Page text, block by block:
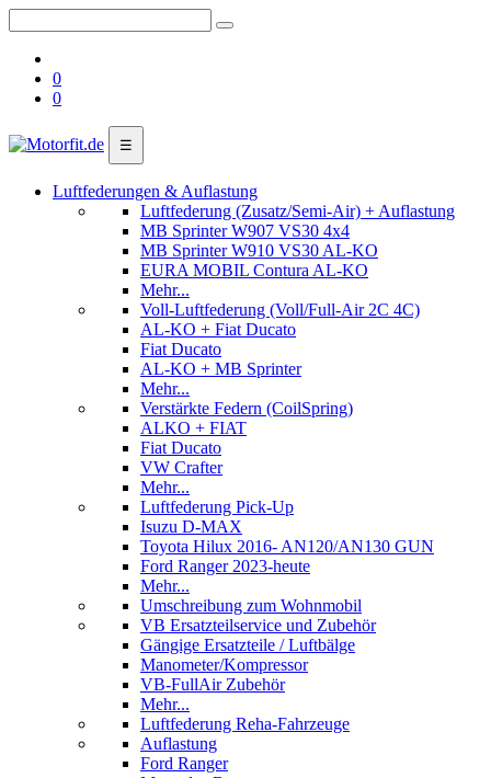
0
0
☰
Luftfederungen & Auflastung
Luftfederung (Zusatz/Semi-Air) + Auflastung
MB Sprinter W907 VS30 4x4
MB Sprinter W910 VS30 AL-KO
EURA MOBIL Contura AL-KO
Mehr...
Voll-Luftfederung (Voll/Full-Air 2C 4C)
AL-KO + Fiat Ducato
Fiat Ducato
AL-KO + MB Sprinter
Mehr...
Verstärkte Federn (CoilSpring)
ALKO + FIAT
Fiat Ducato
VW Crafter
Mehr...
Luftfederung Pick-Up
Isuzu D-MAX
Toyota Hilux 2016- AN120/AN130 GUN
Ford Ranger 2023-heute
Mehr...
Umschreibung zum Wohnmobil
VB Ersatzteilservice und Zubehör
Gängige Ersatzteile / Luftbälge
Manometer/Kompressor
VB-FullAir Zubehör
Mehr...
Luftfederung Reha-Fahrzeuge
Auflastung
Ford Ranger